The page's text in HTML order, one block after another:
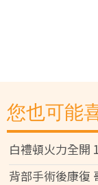
您也可能
白禮頓火力全開
背部手術後康復